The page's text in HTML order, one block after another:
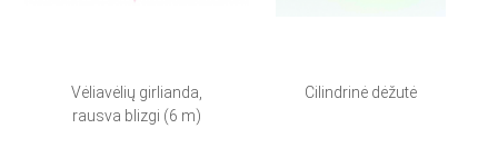
Vėliavėlių girlianda,
rausva blizgi (6 m)
Cilindrinė dėžutė